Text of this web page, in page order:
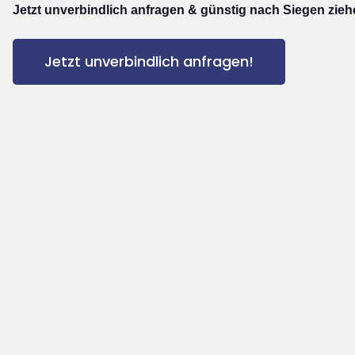
Jetzt unverbindlich anfragen & günstig nach Siegen
Jetzt unverbindlich anfragen!